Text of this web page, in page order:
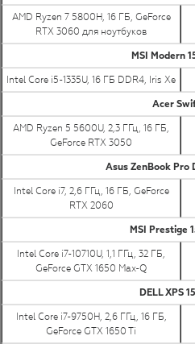
AMD Ryzen 7 5800H, 16 ГБ, GeForce
RTX 3060 для ноутбуков
MSI Modern
Intel Core i5-1335U, 16 ГБ DDR4, Iris Xe
Acer
AMD Ryzen 5 5600U, 2,3 ГГц, 16 ГБ,
GeForce RTX 3050
Asus ZenBook Pro
Intel Core i7, 2,6 ГГц, 16 ГБ, GeForce
RTX 2060
MSI Prestige
Intel Core i7-10710U, 1,1 ГГц, 32 ГБ,
GeForce GTX 1650 Max-Q
DELL XPS
Intel Core i7-9750H, 2,6 ГГц, 16 ГБ,
GeForce GTX 1650 Ti